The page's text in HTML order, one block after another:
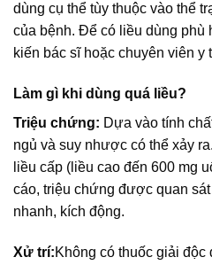
dùng cụ thể tùy thuộc vào thể
của bệnh. Để có liều dùng phù
kiến bác sĩ hoặc chuyên viên y
Làm gì khi dùng quá liều?
Triệu chứng: Dựa vào tính
ngủ và suy nhược có thể xảy
liều cấp (liều cao đến 600 mg
cáo, triệu chứng được quan
nhanh, kích động.
Xử trí:Không có thuốc giải